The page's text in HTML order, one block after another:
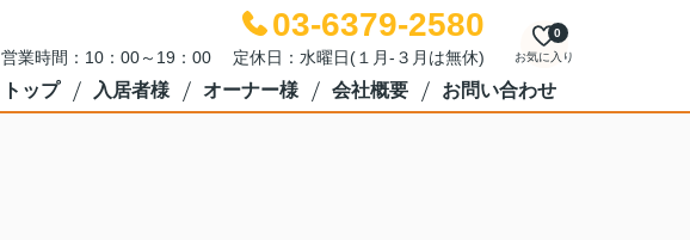
03-6379-2580
営業時間：10：00～19：00 定休日：水曜日(１月-３月は無休) お気に入り
0
トップ 入居者様 オーナー様 会社概要 お問い合わせ